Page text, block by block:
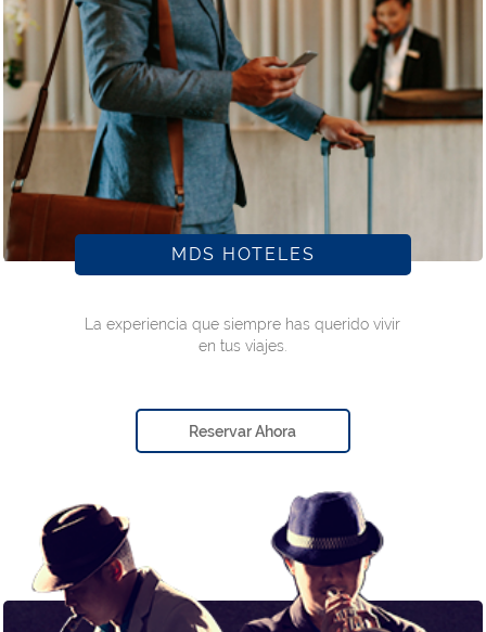
MDS HOTELES
La experiencia que siempre has querido vivir
en tus viajes.
Reservar Ahora